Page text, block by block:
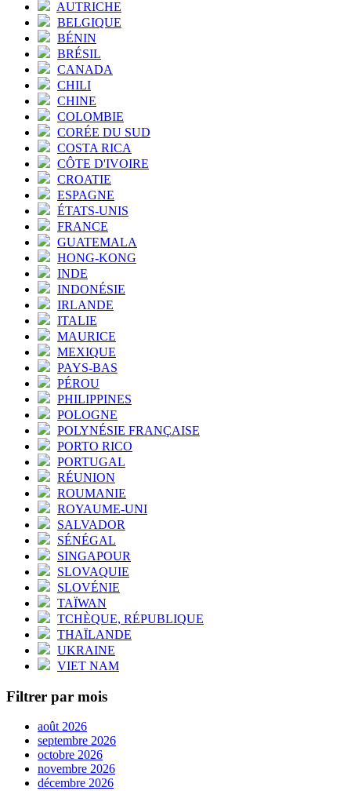
AUTRICHE
BELGIQUE
BÉNIN
BRÉSIL
CANADA
CHILI
CHINE
COLOMBIE
CORÉE DU SUD
COSTA RICA
CÔTE D'IVOIRE
CROATIE
ESPAGNE
ÉTATS-UNIS
FRANCE
GUATEMALA
HONG-KONG
INDE
INDONÉSIE
IRLANDE
ITALIE
MAURICE
MEXIQUE
PAYS-BAS
PÉROU
PHILIPPINES
POLOGNE
POLYNÉSIE FRANÇAISE
PORTO RICO
PORTUGAL
RÉUNION
ROUMANIE
ROYAUME-UNI
SALVADOR
SÉNÉGAL
SINGAPOUR
SLOVAQUIE
SLOVÉNIE
TAÏWAN
TCHÈQUE, RÉPUBLIQUE
THAÏLANDE
UKRAINE
VIET NAM
Filtrer par mois
août 2026
septembre 2026
octobre 2026
novembre 2026
décembre 2026